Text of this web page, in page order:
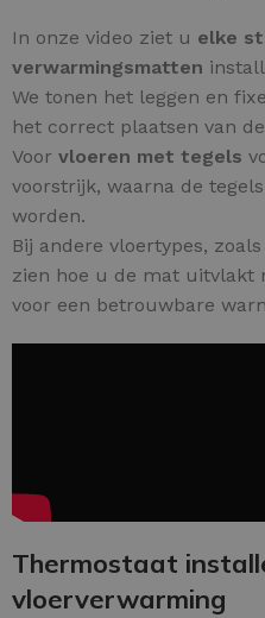
In onze video ziet u elke
verwarmingsmatten
We tonen het leggen en
het correct plaatsen van
Voor vloeren met tegels
voorstrijk, waarna de
worden.
Bij andere vloertypes,
zien hoe u de mat uitvlakt
voor een betrouwbare
Thermostaat
vloerverwarming